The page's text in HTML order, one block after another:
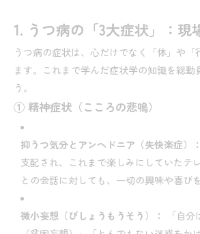
1. うつ病の「3大症状」：現
うつ病の症状は、心だけでなく「体」や「
ます。これまで学んだ症状学の知識を総動
う。
① 精神症状（こころの悲鳴）
抑うつ気分とアンヘドニア（失快楽症）：
支配され、これまで楽しみにしていたテ
との会話に対しても、一切の興味や喜び
微小妄想（びしょうもうそう）：
「自